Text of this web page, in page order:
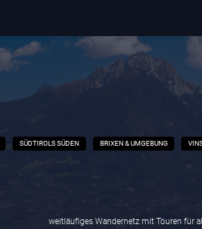
SÜDTIROLS SÜDEN BRIXEN & UMGEBUNG
weitläufiges Wandernetz mit Touren für